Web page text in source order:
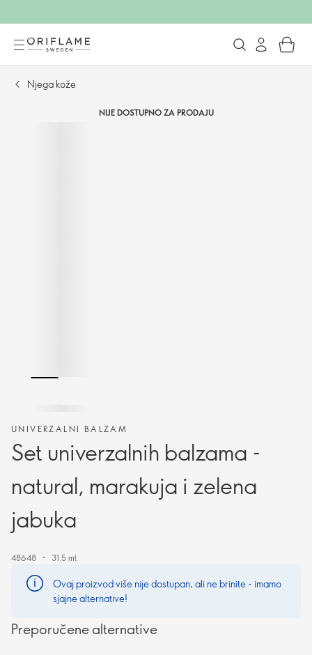
Njega kože
NIJE DOSTUPNO ZA PRODAJU
UNIVERZALNI BALZAM
Set univerzalnih balzama -
natural, marakuja i zelena
jabuka
48648 31.5 ml.
Ovaj proizvod više nije dostupan, ali ne brinite - imamo
sjajne alternative!
Preporučene alternative